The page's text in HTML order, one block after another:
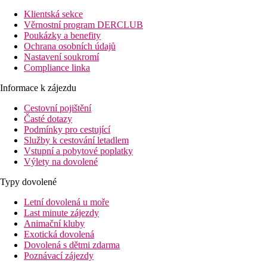
Klientská sekce
Věrnostní program DERCLUB
Poukázky a benefity
Ochrana osobních údajů
Nastavení soukromí
Compliance linka
Informace k zájezdu
Cestovní pojištění
Časté dotazy
Podmínky pro cestující
Služby k cestování letadlem
Vstupní a pobytové poplatky
Výlety na dovolené
Typy dovolené
Letní dovolená u moře
Last minute zájezdy
Animační kluby
Exotická dovolená
Dovolená s dětmi zdarma
Poznávací zájezdy